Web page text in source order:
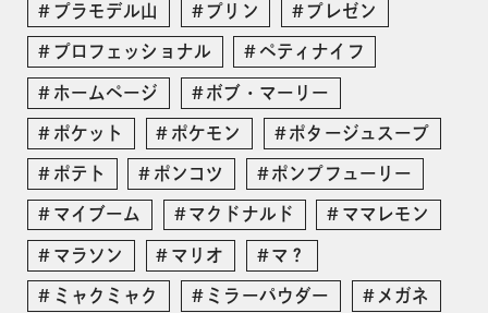
プラモデル山 プリン プレゼン
プロフェッショナル ペティナイフ
ホームページ ボブ・マーリー
ポケット ポケモン ポタージュスープ
ポテト ポンコツ ポンプフューリー
マイブーム マクドナルド ママレモン
マラソン マリオ マ？
ミャクミャク ミラーパウダー メガネ